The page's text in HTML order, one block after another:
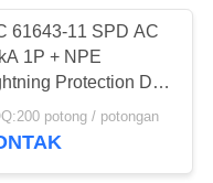
61643-11 SPD AC
1P + NPE
Protection DIN
Mounting
potong / potongan